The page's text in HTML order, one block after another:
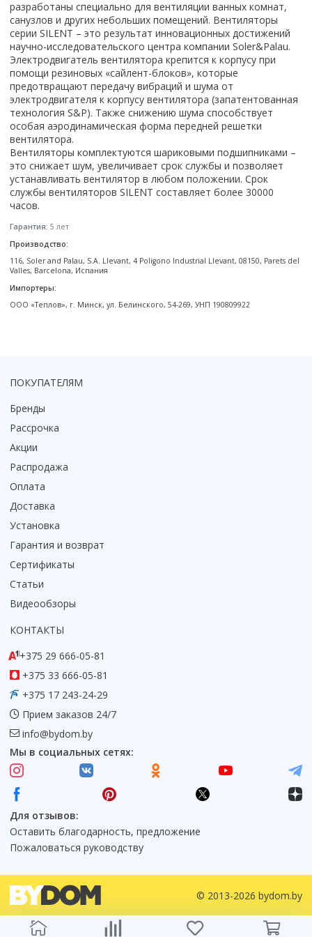
Комплектующие для ванн
Каркас
Ножки
Экраны под ванну
Гидромассажные системы
Wirpool
Китай
Недорогие
Дорогие
Уцененные
Недорогие по акции
Смотреть все
Топ брендов
Domani-spa
River
Welt-wasser
Esbano
Смотреть все
Форма
Угловая
Прямоугольные
Квадратная
Полукруглая
С распашной дверью
Со складной дверью
Высота кабины
Высокие
Низкие
200 см
До 200 см
Смотреть все
Комплектующие
Сифоны
Ролики
Смотреть все
Форма
Прямоугольные
Закругленная
Комплектующие для унитазов
Гофры
Канализационный выпуск
Патрубки
Сиденья
Смотреть все
С отверстием под смеситель
С пьедесталом
С полупьедесталом
Исполнение
Для дачи
Для ванной
Умывальник-столешница
Уличный
Смотреть все
Пьедесталы
Пьедесталы
Полупьедесталы
Италия
Россия
Смотреть все
Размер
40 см
50 см
60 см
65 см
Смотреть все
Страна производитель
Германия
Польша
Сербия
Чехия
Смотреть все
Страна производитель
Германия
Испания
Италия
Польша
Смотреть все
Чистящие средства
Grass
Karcher
O2 минерал
Vega
Страна производитель
Великобритания
Германия
Италия
Китай
Смотреть все
Пылесосы
Электровеники, электрошвабры
Стеклоочистители
Мойки высокого давления
Пароочистители
Подметальные машины
Гладильные доски
Насосы
Аккумуляторные воздуходувки
Этажерки, стеллажи, полки
разработаны специально для вентиляции ванных комнат,
санузлов и других небольших помещений. Вентиляторы
серии SILENT – это результат инновационных достижений
научно-исследовательского центра компании Soler&Palau.
Электродвигатель вентилятора крепится к корпусу при
помощи резиновых «сайлент-блоков», которые
предотвращают передачу вибраций и шума от
электродвигателя к корпусу вентилятора (запатентованная
технология S&P). Также снижению шума способствует
особая аэродинамическая форма передней решетки
вентилятора.
Вентиляторы комплектуются шариковыми подшипниками –
это снижает шум, увеличивает срок службы и позволяет
устанавливать вентилятор в любом положении. Срок
службы вентиляторов SILENT составляет более 30000
часов.
Гарантия: 5 лет
Производство:
116, Soler and Palau, S.A. Llevant, 4 Poligono Industrial Llevant, 08150, Parets del
Valles, Barcelona, Испания
Импортеры:
ООО «Теплов», г. Минск, ул. Белинского, 54-269, УНП 190809922
ПОКУПАТЕЛЯМ
Бренды
Рассрочка
Акции
Распродажа
Оплата
Доставка
Установка
Гарантия и возврат
Сертификаты
Статьи
Видеообзоры
КОНТАКТЫ
+375 29 666-05-81
+375 33 666-05-81
+375 17 243-24-29
Прием заказов 24/7
info@bydom.by
Мы в социальных сетях:
Для отзывов:
Оставить благодарность, предложение
Пожаловаться руководству
© 2013-2026 bydom.by